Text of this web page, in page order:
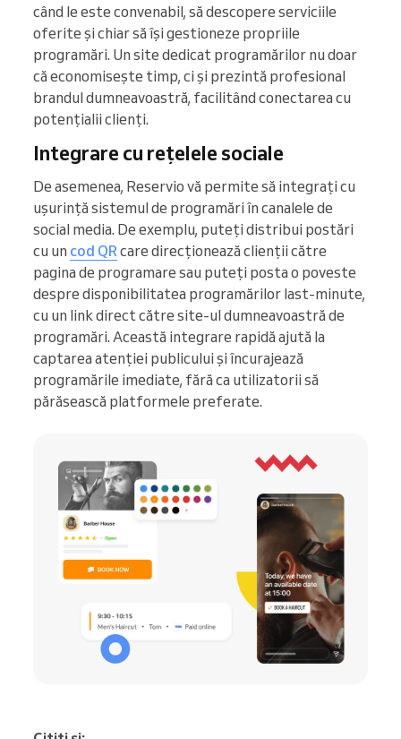
când le este convenabil, să descopere serviciile
oferite și chiar să își gestioneze propriile
programări. Un site dedicat programărilor nu doar
că economisește timp, ci și prezintă profesional
brandul dumneavoastră, facilitând conectarea cu
potențialii clienți.
Integrare cu rețelele sociale
De asemenea, Reservio vă permite să integrați cu
ușurință sistemul de programări în canalele de
social media. De exemplu, puteți distribui postări
cu un cod QR care direcționează clienții către
pagina de programare sau puteți posta o poveste
despre disponibilitatea programărilor last-minute,
cu un link direct către site-ul dumneavoastră de
programări. Această integrare rapidă ajută la
captarea atenției publicului și încurajează
programările imediate, fără ca utilizatorii să
părăsească platformele preferate.